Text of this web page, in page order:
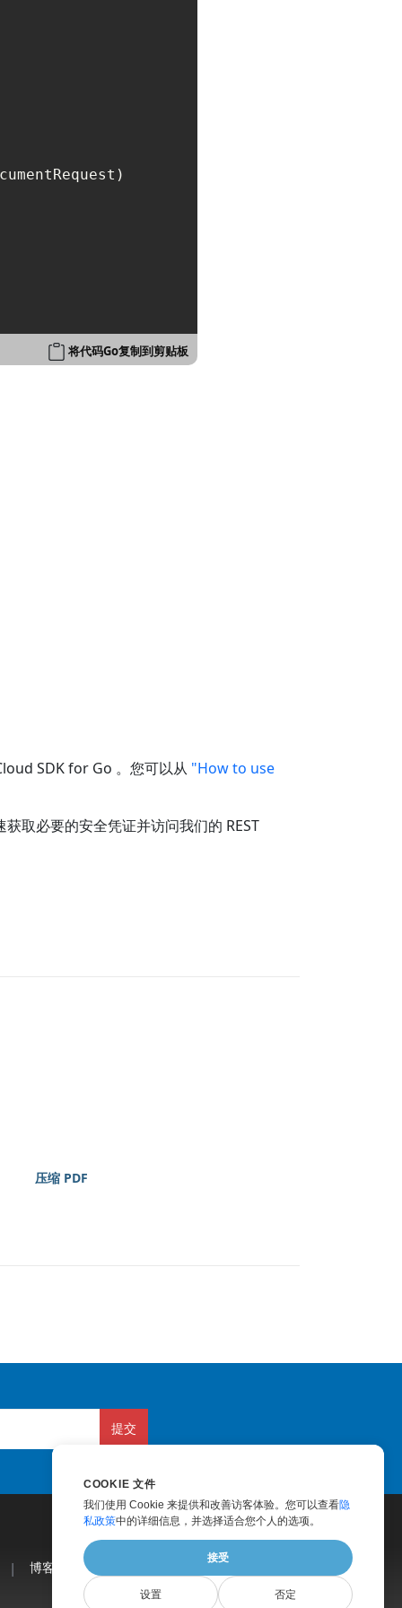
将代码Go复制到剪贴板
SDK for Go 。您可以从 "How to use
获取必要的安全凭证并访问我们的 REST
压缩 PDF
提交
| 博客 网站
COOKIE 文件
我们使用 Cookie 来提供和改善访客体验。您可以查看隐
私政策中的详细信息，并选择适合您个人的选项。
接受
设置 否定